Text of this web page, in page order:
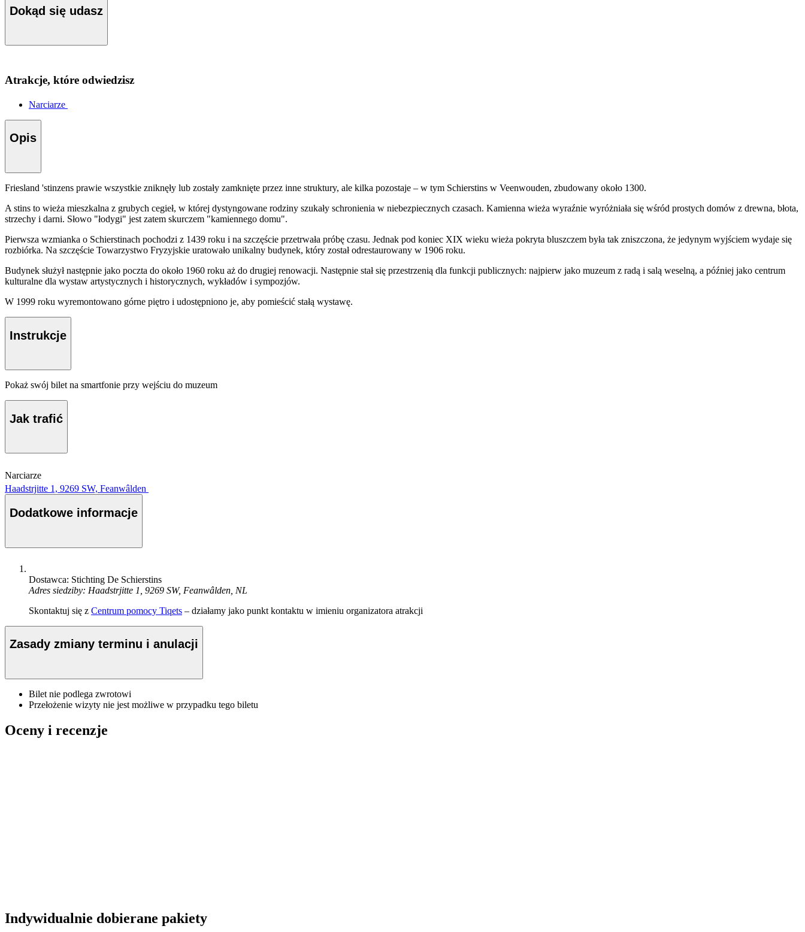
Dokąd się udasz
Atrakcje, które odwiedzisz
Narciarze
Opis
Friesland 'stinzens prawie wszystkie zniknęły lub zostały zamknięte przez inne struktury, ale kilka pozostaje – w tym Schierstins w Veenwouden, zbudowany około 1300.
A stins to wieża mieszkalna z grubych cegieł, w której dystyngowane rodziny szukały schronienia w niebezpiecznych czasach. Kamienna wieża wyraźnie wyróżniała się wśród prostych domów z drewna, błota,
strzechy i darni. Słowo "łodygi" jest zatem skurczem "kamiennego domu".
Pierwsza wzmianka o Schierstinach pochodzi z 1439 roku i na szczęście przetrwała próbę czasu. Jednak pod koniec XIX wieku wieża pokryta bluszczem była tak zniszczona, że jedynym wyjściem wydaje się
rozbiórka. Na szczęście Towarzystwo Fryzyjskie uratowało unikalny budynek, który został odrestaurowany w 1906 roku.
Budynek służył następnie jako poczta do około 1960 roku aż do drugiej renowacji. Następnie stał się przestrzenią dla funkcji publicznych: najpierw jako muzeum z radą i salą weselną, a później jako centrum
kulturalne dla wystaw artystycznych i historycznych, wykładów i sympozjów.
W 1999 roku wyremontowano górne piętro i udostępniono je, aby pomieścić stałą wystawę.
Instrukcje
Pokaż swój bilet na smartfonie przy wejściu do muzeum
Jak trafić
Narciarze
Haadstrjitte 1, 9269 SW, Feanwâlden
Dodatkowe informacje
Dostawca: Stichting De Schierstins
Adres siedziby: Haadstrjitte 1, 9269 SW, Feanwâlden, NL
Skontaktuj się z Centrum pomocy Tiqets – działamy jako punkt kontaktu w imieniu organizatora atrakcji
Zasady zmiany terminu i anulacji
Bilet nie podlega zwrotowi
Przełożenie wizyty nie jest możliwe w przypadku tego biletu
Oceny i recenzje
Indywidualnie dobierane pakiety